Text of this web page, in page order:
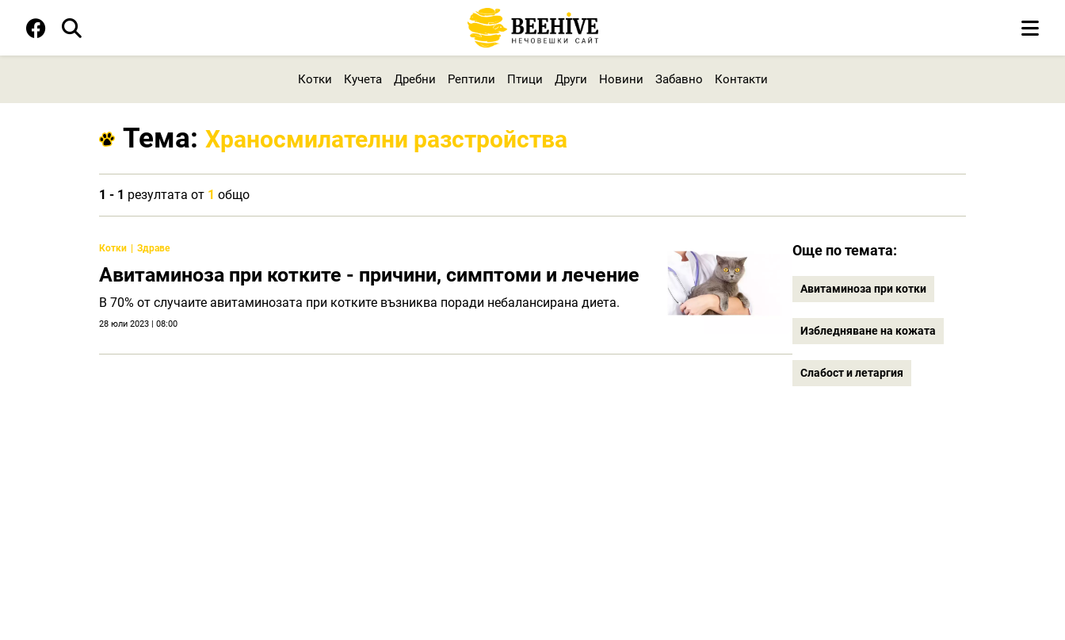
Котки Кучета Дребни Рептили Птици Други Новини Забавно Контакти
Тема: Храносмилателни разстройства
1 - 1 резултата от 1 общо
Котки Здраве
Авитаминоза при котките - причини, симптоми и лечение
В 70% от случаите авитаминозата при котките възниква поради небалансирана диета.
28 юли 2023 | 08:00
Още по темата:
Авитаминоза при котки
Избледняване на кожата
Слабост и летаргия